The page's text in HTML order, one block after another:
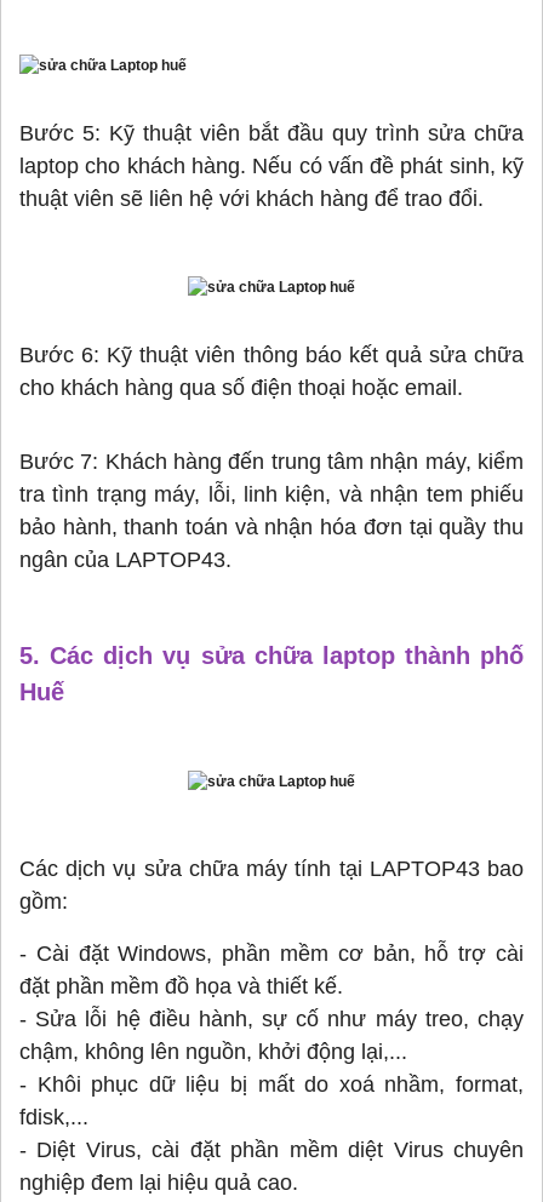
Bước 5: Kỹ thuật viên bắt đầu quy trình sửa chữa
laptop cho khách hàng. Nếu có vấn đề phát sinh, kỹ
thuật viên sẽ liên hệ với khách hàng để trao đổi.
Bước 6: Kỹ thuật viên thông báo kết quả sửa chữa
cho khách hàng qua số điện thoại hoặc email.
Bước 7: Khách hàng đến trung tâm nhận máy, kiểm
tra tình trạng máy, lỗi, linh kiện, và nhận tem phiếu
bảo hành, thanh toán và nhận hóa đơn tại quầy thu
ngân của LAPTOP43.
5. Các dịch vụ sửa chữa laptop thành phố
Huế
Các dịch vụ sửa chữa máy tính tại LAPTOP43 bao
gồm:
- Cài đặt Windows, phần mềm cơ bản, hỗ trợ cài
đặt phần mềm đồ họa và thiết kế.
- Sửa lỗi hệ điều hành, sự cố như máy treo, chạy
chậm, không lên nguồn, khởi động lại,...
- Khôi phục dữ liệu bị mất do xoá nhầm, format,
fdisk,...
- Diệt Virus, cài đặt phần mềm diệt Virus chuyên
nghiệp đem lại hiệu quả cao.